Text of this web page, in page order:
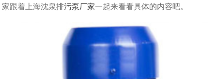
家跟着上海沈泉排污泵厂家一起来看看具体的内容吧。